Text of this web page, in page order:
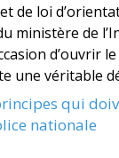
de loi
ministère de
d’ouvrir
une véritable
qui
nationale